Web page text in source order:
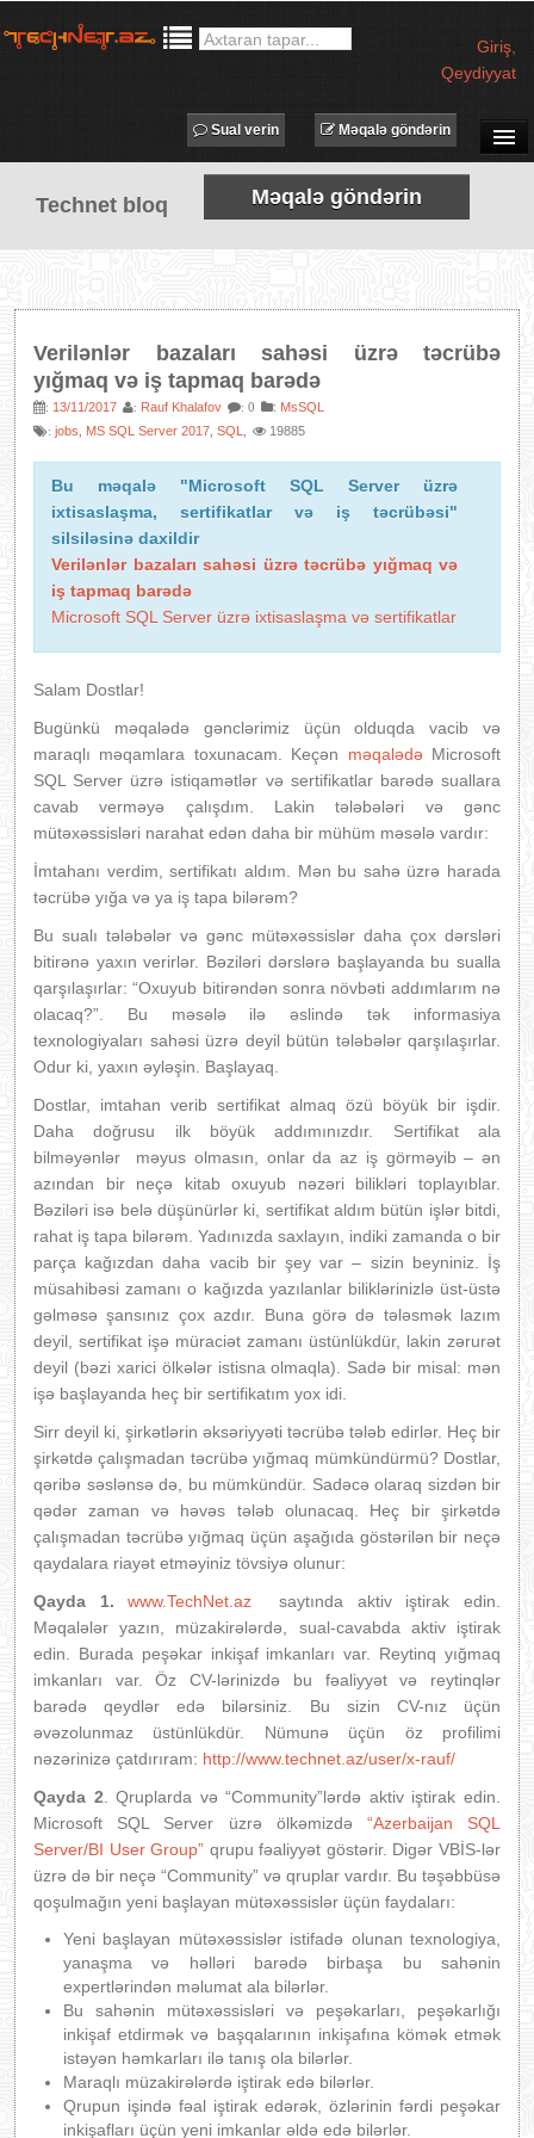
Giriş
Qeydiyyat
SUAL-CAVAB
TECHNET TV
MƏQALƏLƏR
PROQRAMLAR
AVADANLIQLAR
XƏBƏRLƏR
Məqalə göndərin
Sual verin
Technet bloq Məqalə göndərin
Verilənlər bazaları sahəsi üzrə təcrübə
yığmaq və iş tapmaq barədə
: 13/11/2017 : Rauf Khalafov : 0 : MsSQL
: jobs MS SQL Server 2017 SQL 19885
Bu məqalə "Microsoft SQL Server üzrə
ixtisaslaşma, sertifikatlar və iş təcrübəsi"
silsiləsinə daxildir
Verilənlər bazaları sahəsi üzrə təcrübə yığmaq və
iş tapmaq barədə
Microsoft SQL Server üzrə ixtisaslaşma və sertifikatlar
Salam Dostlar!
Bugünkü məqalədə gənclərimiz üçün olduqda vacib və
maraqlı məqamlara toxunacam. Keçən məqalədəMicrosoft
SQL Server üzrə istiqamətlər və sertifikatlar barədə suallara
cavab verməyə çalışdım. Lakin tələbələri və gənc
mütəxəssisləri narahat edən daha bir mühüm məsələ vardır:
İmtahanı verdim, sertifikatı aldım. Mən bu sahə üzrə harada
təcrübə yığa və ya iş tapa bilərəm?
Bu sualı tələbələr və gənc mütəxəssislər daha çox dərsləri
bitirənə yaxın verirlər. Bəziləri dərslərə başlayanda bu sualla
qarşılaşırlar: “Oxuyub bitirəndən sonra növbəti addımlarım nə
olacaq?”. Bu məsələ ilə əslində tək informasiya
texnologiyaları sahəsi üzrə deyil bütün tələbələr qarşılaşırlar.
Odur ki, yaxın əyləşin. Başlayaq.
Dostlar, imtahan verib sertifikat almaq özü böyük bir işdir.
Daha doğrusu ilk böyük addımınızdır. Sertifikat ala
bilməyənlər məyus olmasın, onlar da az iş görməyib – ən
azından bir neçə kitab oxuyub nəzəri bilikləri toplayıblar.
Bəziləri isə belə düşünürlər ki, sertifikat aldım bütün işlər bitdi,
rahat iş tapa bilərəm. Yadınızda saxlayın, indiki zamanda o bir
parça kağızdan daha vacib bir şey var – sizin beyniniz. İş
müsahibəsi zamanı o kağızda yazılanlar biliklərinizlə üst-üstə
gəlməsə şansınız çox azdır. Buna görə də tələsmək lazım
deyil, sertifikat işə müraciət zamanı üstünlükdür, lakin zərurət
deyil (bəzi xarici ölkələr istisna olmaqla). Sadə bir misal: mən
işə başlayanda heç bir sertifikatım yox idi.
Sirr deyil ki, şirkətlərin əksəriyyəti təcrübə tələb edirlər. Heç bir
şirkətdə çalışmadan təcrübə yığmaq mümkündürmü? Dostlar,
qəribə səslənsə də, bu mümkündür. Sadəcə olaraq sizdən bir
qədər zaman və həvəs tələb olunacaq. Heç bir şirkətdə
çalışmadan təcrübə yığmaq üçün aşağıda göstərilən bir neçə
qaydalara riayət etməyiniz tövsiyə olunur:
Qayda 1.
www.TechNet.az saytında aktiv iştirak edin.
Məqalələr yazın, müzakirələrdə, sual-cavabda aktiv iştirak
edin. Burada peşəkar inkişaf imkanları var. Reytinq yığmaq
imkanları var. Öz CV-lərinizdə bu fəaliyyət və reytinqlər
barədə qeydlər edə bilərsiniz. Bu sizin CV-nız üçün
əvəzolunmaz üstünlükdür. Nümunə üçün öz profilimi
nəzərinizə çatdırıram: http://www.technet.az/user/x-rauf/
Qayda 2 . Qruplarda və “Community”lərdə aktiv iştirak edin.
Microsoft SQL Server üzrə ölkəmizdə “Azerbaijan SQL
Server/BI User Group” qrupu fəaliyyət göstərir. Digər VBİS-lər
üzrə də bir neçə “Community” və qruplar vardır. Bu təşəbbüsə
qoşulmağın yeni başlayan mütəxəssislər üçün faydaları:
Yeni başlayan mütəxəssislər istifadə olunan texnologiya,
yanaşma və həlləri barədə birbaşa bu sahənin
expertlərindən məlumat ala bilərlər.
Bu sahənin mütəxəssisləri və peşəkarları, peşəkarlığı
inkişaf etdirmək və başqalarının inkişafına kömək etmək
istəyən həmkarları ilə tanış ola bilərlər.
Maraqlı müzakirələrdə iştirak edə bilərlər.
Qrupun işində fəal iştirak edərək, özlərinin fərdi peşəkar
inkişafları üçün yeni imkanlar əldə edə bilərlər.